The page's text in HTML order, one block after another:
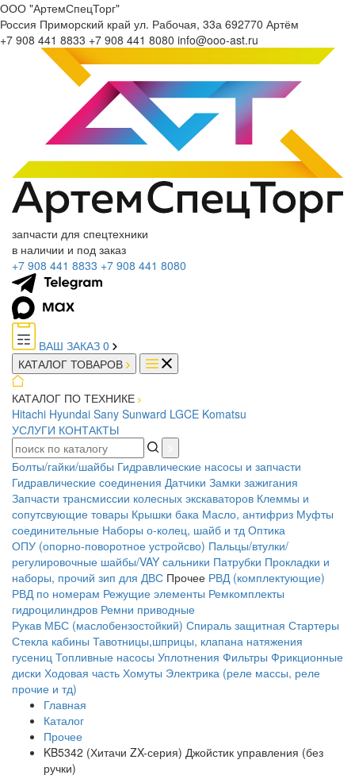
ООО "АртемСпецТорг"
Россия Приморский край ул. Рабочая, 33а 692770 Артём
+7 908 441 8833 +7 908 441 8080 info@ooo-ast.ru
запчасти для спецтехники
в наличии и под заказ
+7 908 441 8833 +7 908 441 8080
ВАШ ЗАКАЗ 0
КАТАЛОГ ТОВАРОВ
КАТАЛОГ ПО ТЕХНИКЕ
Hitachi Hyundai Sany Sunward LGCE Komatsu
УСЛУГИ КОНТАКТЫ
Болты/гайки/шайбы Гидравлические насосы и запчасти
Гидравлические соединения Датчики Замки зажигания
Запчасти трансмиссии колесных экскаваторов Клеммы и
сопутсвующие товары Крышки бака Масло, антифриз Муфты
соединительные Наборы о-колец, шайб и тд Оптика
ОПУ (опорно-поворотное устройсво) Пальцы/втулки/
регулировочные шайбы/VAY сальники Патрубки Прокладки и
наборы, прочий зип для ДВС Прочее РВД (комплектующие)
РВД по номерам Режущие элементы Ремкомплекты
гидроцилиндров Ремни приводные
Рукав МБС (маслобензостойкий) Спираль защитная Стартеры
Стекла кабины Тавотницы,шприцы, клапана натяжения
гусениц Топливные насосы Уплотнения Фильтры Фрикционные
диски Ходовая часть Хомуты Электрика (реле массы, реле
прочие и тд)
Главная
Каталог
Прочее
KB5342 (Хитачи ZX-серия) Джойстик управления (без
ручки)